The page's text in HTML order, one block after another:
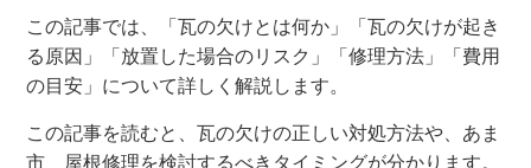
この記事では、「瓦の欠けとは何か」「瓦の欠けが起き
る原因」「放置した場合のリスク」「修理方法」「費用
の目安」について詳しく解説します。
この記事を読むと、瓦の欠けの正しい対処方法や、あま
市 屋根修理を検討するべきタイミングが分かります。